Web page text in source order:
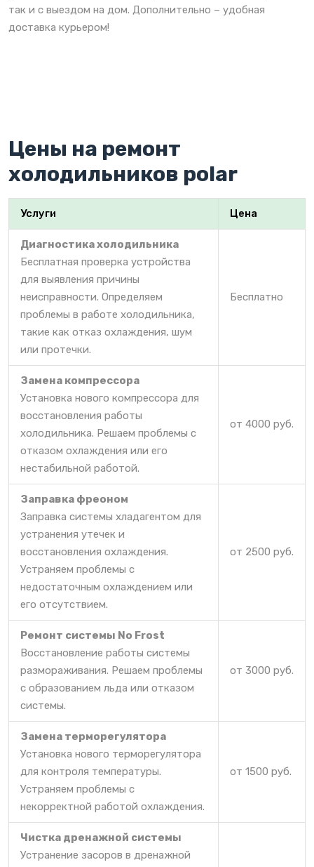
так и с выездом на дом. Дополнительно – удобная
доставка курьером!
Цены на ремонт
холодильников polar
Услуги Цена
Диагностика холодильника
Бесплатная проверка устройства
для выявления причины
неисправности. Определяем
проблемы в работе холодильника,
такие как отказ охлаждения, шум
или протечки.
Бесплатно
Замена компрессора
Установка нового компрессора для
восстановления работы
холодильника. Решаем проблемы с
отказом охлаждения или его
нестабильной работой.
от 4000 руб.
Заправка фреоном
Заправка системы хладагентом для
устранения утечек и
восстановления охлаждения.
Устраняем проблемы с
недостаточным охлаждением или
его отсутствием.
от 2500 руб.
Ремонт системы No Frost
Восстановление работы системы
размораживания. Решаем проблемы
с образованием льда или отказом
системы.
от 3000 руб.
Замена терморегулятора
Установка нового терморегулятора
для контроля температуры.
Устраняем проблемы с
некорректной работой охлаждения.
от 1500 руб.
Чистка дренажной системы
Устранение засоров в дренажной